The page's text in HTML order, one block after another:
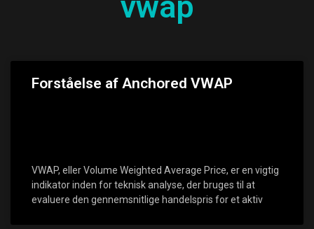
Forståelse af Anchored VWAP
VWAP, eller Volume Weighted Average Price, er en vigtig
indikator inden for teknisk analyse, der bruges til at
evaluere den gennemsnitlige handelspris for et aktiv